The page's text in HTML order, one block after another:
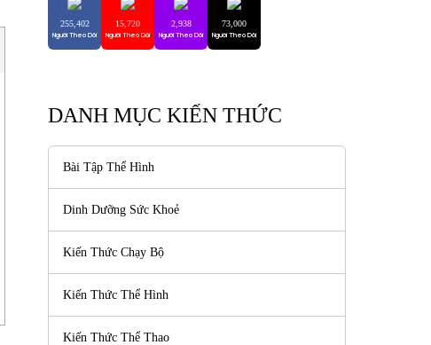
255,402
Người Theo Dõi
15,720
Người Theo Dõi
2,938
Người Theo Dõi
73,000
Người Theo Dõi
DANH MỤC KIẾN THỨC
Bài Tập Thể Hình
Dinh Dưỡng Sức Khoẻ
Kiến Thức Chạy Bộ
Kiến Thức Thể Hình
Kiến Thức Thể Thao